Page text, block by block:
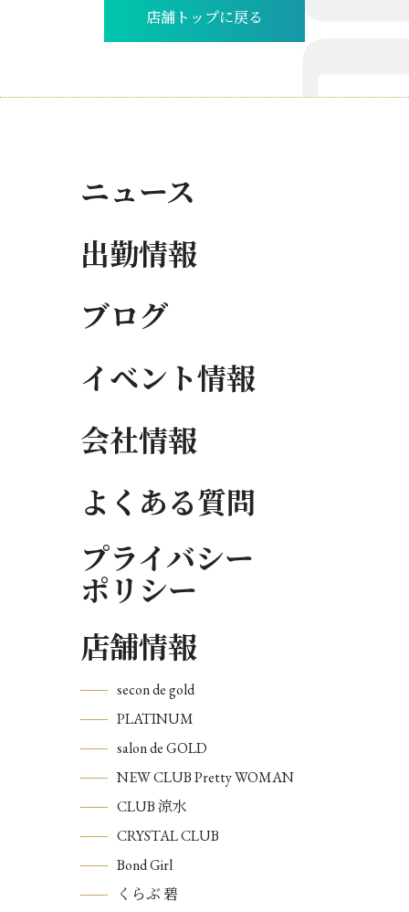
店舗トップに戻る
ニュース
出勤情報
ブログ
イベント情報
会社情報
よくある質問
プライバシー
ポリシー
店舗情報
secon de gold
PLATINUM
salon de GOLD
NEW CLUB Pretty WOMAN
CLUB 涼水
CRYSTAL CLUB
Bond Girl
くらぶ 碧